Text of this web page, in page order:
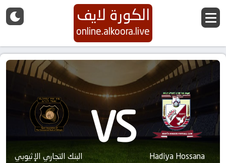
الكورة لايف
online.alkoora.live
Hadiya Hossana
VS البنك التجاري الإثيوبي